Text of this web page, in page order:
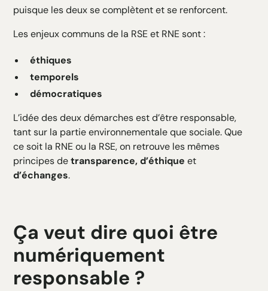
puisque les deux se complètent et se renforcent.
Les enjeux communs de la RSE et RNE sont :
éthiques
temporels
démocratiques
L’idée des deux démarches est d’être responsable,
tant sur la partie environnementale que sociale. Que
ce soit la RNE ou la RSE, on retrouve les mêmes
principes detransparence, d’éthique et
d’échanges.
Ça veut dire quoi être
numériquement
responsable ?